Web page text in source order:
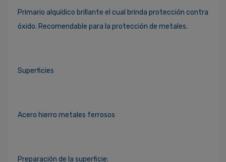
Primario alquídico brillante el cual brinda protección contra
óxido. Recomendable para la protección de metales.
Superficies
Acero hierro metales ferrosos
Preparación de la superficie: